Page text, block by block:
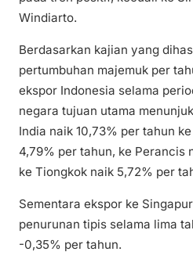
Windiarto.
Berdasarkan kajian yang
pertumbuhan majemuk per
ekspor Indonesia selama
negara tujuan utama
India naik 10,73% per tahun
4,79% per tahun, ke Perancis
ke Tiongkok naik 5,72% per
Sementara ekspor ke
penurunan tipis selama lima
-0,35% per tahun.